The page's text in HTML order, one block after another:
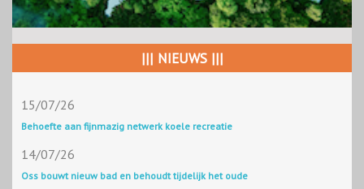
||| NIEUWS |||
15/07/26
Behoefte aan fijnmazig netwerk koele recreatie
14/07/26
Oss bouwt nieuw bad en behoudt tijdelijk het oude